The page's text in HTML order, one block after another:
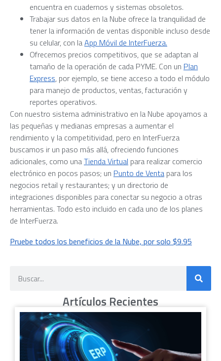
encuentra en cuadernos y sistemas obsoletos.
Trabajar sus datos en la Nube ofrece la tranquilidad de
tener la información de ventas disponible incluso desde
su celular, con laApp Móvil de InterFuerza.
Ofrecemos precios competitivos, que se adaptan al
tamaño de la operación de cada PYME. Con un Plan
Express, por ejemplo, se tiene acceso a todo el módulo
para manejo de productos, ventas, facturación y
reportes operativos.
Con nuestro sistema administrativo en la Nube apoyamos a
las pequeñas y medianas empresas a aumentar el
rendimiento y la competitividad, pero en InterFuerza
buscamos ir un paso más allá, ofreciendo funciones
adicionales, como unaTienda Virtual para realizar comercio
electrónico en pocos pasos; un Punto de Venta para los
negocios retail y restaurantes; y un directorio de
integraciones disponibles para conectar su negocio a otras
herramientas. Todo esto incluido en cada uno de los planes
de InterFuerza.
Pruebe todos los beneficios de la Nube, por solo $9.95
Artículos Recientes